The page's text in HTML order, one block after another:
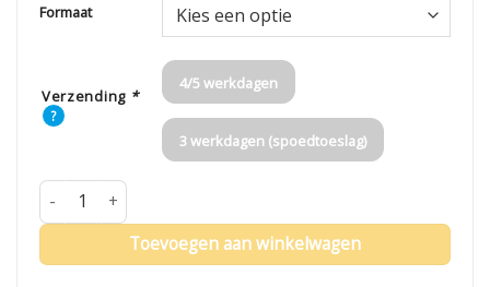
Formaat
Verzending *
?
4/5 werkdagen
3 werkdagen (spoedtoeslag)
Vlag Eersel aantal
Toevoegen aan winkelwagen